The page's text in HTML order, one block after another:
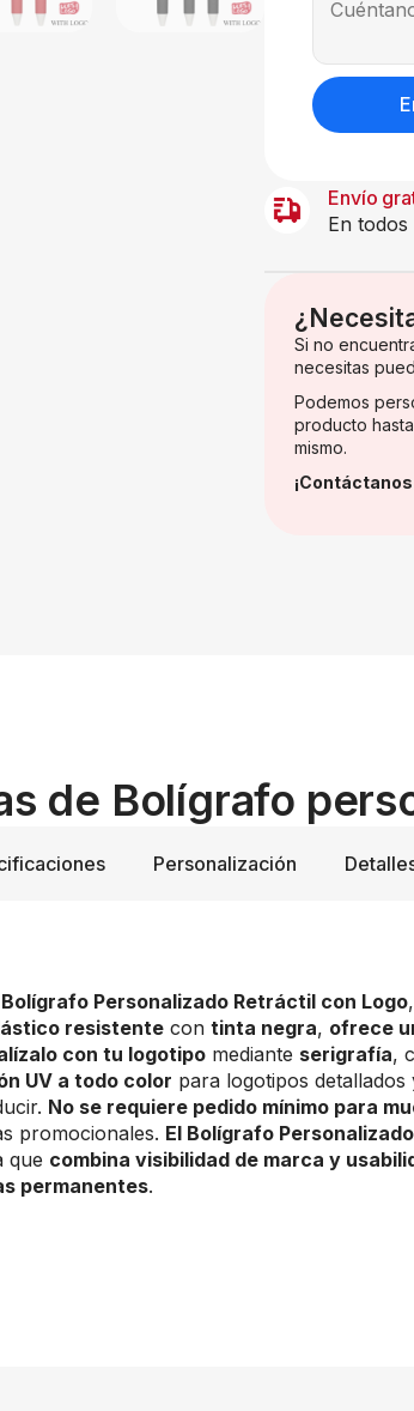
Envío
En todos
Si no
necesitas
Podemos
producto
mismo.
de Bolígrafo
Personalización
Bolígrafo Personalizado Retráctil con Logo
resistente con tinta negra, ofrece
con tu logotipo mediante serigrafía,
UV a todo color para logotipos detallados
No se requiere pedido mínimo para
promocionales. El Bolígrafo
que combina visibilidad de marca y
permanentes.